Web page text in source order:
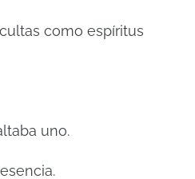
como espíritus
uno.